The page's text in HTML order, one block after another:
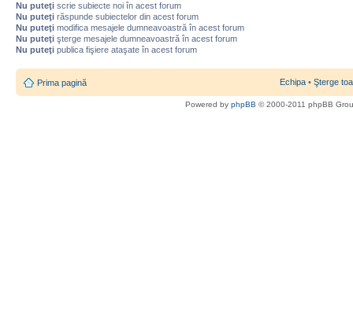
Nu puteţi scrie subiecte noi în acest forum
Nu puteţi răspunde subiectelor din acest forum
Nu puteţi modifica mesajele dumneavoastră în acest forum
Nu puteţi şterge mesajele dumneavoastră în acest forum
Nu puteţi publica fişiere ataşate în acest forum
Prima pagină Echipa • Şterge
Powered by phpBB © 2000-2011 phpBB